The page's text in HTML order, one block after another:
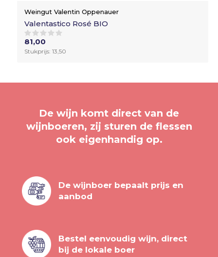
Weingut Valentin Oppenauer
Valentastico Rosé BIO
81,00
Stukprijs: 13,50
De wijn komt direct van de
wijnboeren, zij sturen de flessen
ook eigenhandig op.
De wijnboer bepaalt prijs en
aanbod
Bestel eenvoudig wijn, direct
bij de lokale boer